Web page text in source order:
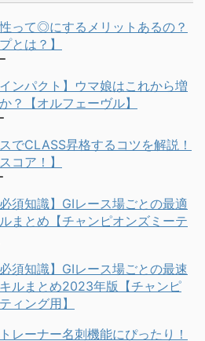
って◎にするメリットあるの？
とは？】
インパクト】ウマ娘はこれから増
？【オルフェーヴル】
でCLASS昇格するコツを解説！
コア！】
必須知識】GⅠレース場ごとの最適
まとめ【チャンピオンズミーテ
必須知識】GⅠレース場ごとの最速
ルまとめ2023年版【チャンピ
ィング用】
レーナー名刺機能にぴったり！